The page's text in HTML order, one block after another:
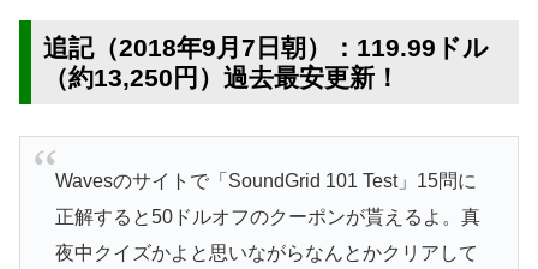
追記（2018年9月7日朝）：119.99ドル
（約13,250円）過去最安更新！
Wavesのサイトで「SoundGrid 101 Test」15問に
正解すると50ドルオフのクーポンが貰えるよ。真
夜中クイズかよと思いながらなんとかクリアして